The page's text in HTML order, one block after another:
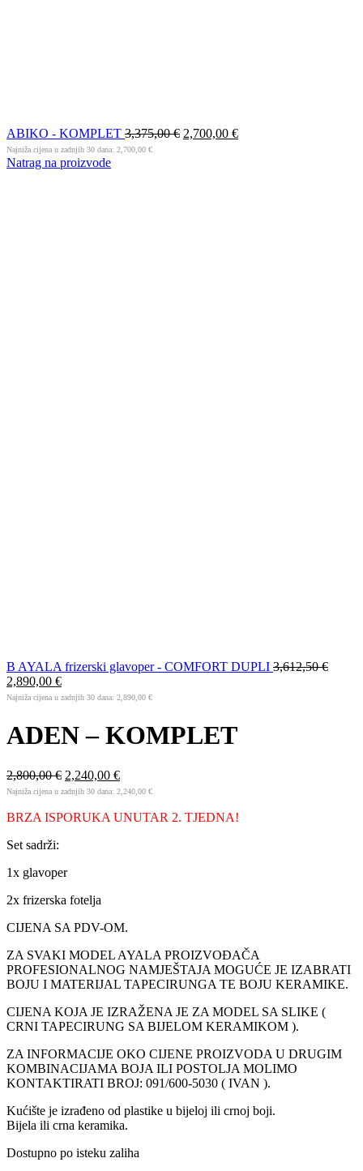
ABIKO - KOMPLET 3,375,00€ 2,700,00 €
Najniža cijena u zadnjih 30 dana: 2,700,00 €
Natrag na proizvode
B AYALA frizerski glavoper - COMFORT DUPLI 3,612,50€
2,890,00 €
Najniža cijena u zadnjih 30 dana: 2,890,00 €
ADEN – KOMPLET
2,800,00€ 2,240,00 €
Najniža cijena u zadnjih 30 dana: 2,240,00 €
BRZA ISPORUKA UNUTAR 2. TJEDNA!
Set sadrži:
1x glavoper
2x frizerska fotelja
CIJENA SA PDV-OM.
ZA SVAKI MODEL AYALA PROIZVOĐAČA
PROFESIONALNOG NAMJEŠTAJA MOGUĆE JE IZABRATI
BOJU I MATERIJAL TAPECIRUNGA TE BOJU KERAMIKE.
CIJENA KOJA JE IZRAŽENA JE ZA MODEL SA SLIKE (
CRNI TAPECIRUNG SA BIJELOM KERAMIKOM ).
ZA INFORMACIJE OKO CIJENE PROIZVODA U DRUGIM
KOMBINACIJAMA BOJA ILI POSTOLJA MOLIMO
KONTAKTIRATI BROJ: 091/600-5030 ( IVAN ).
Kućište je izrađeno od plastike u bijeloj ili crnoj boji.
Bijela ili crna keramika.
Dostupno po isteku zaliha